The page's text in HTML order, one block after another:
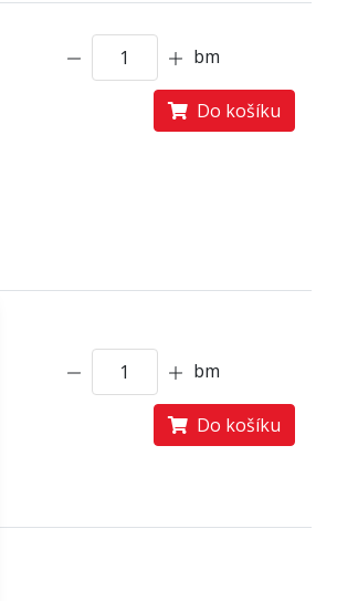
bm
Do košíku
bm
Do košíku